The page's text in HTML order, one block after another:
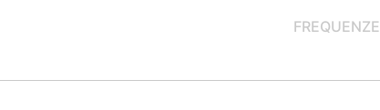
FREQUENZE